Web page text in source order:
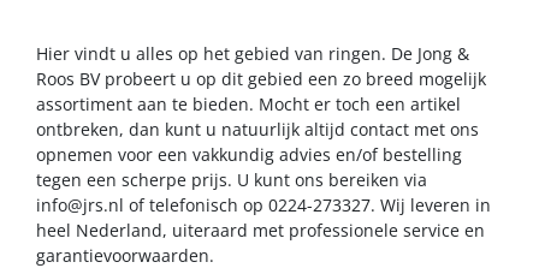
Hier vindt u alles op het gebied van ringen. De Jong &
Roos BV probeert u op dit gebied een zo breed mogelijk
assortiment aan te bieden. Mocht er toch een artikel
ontbreken, dan kunt u natuurlijk altijd contact met ons
opnemen voor een vakkundig advies en/of bestelling
tegen een scherpe prijs. U kunt ons bereiken via
info@jrs.nl of telefonisch op 0224-273327. Wij leveren in
heel Nederland, uiteraard met professionele service en
garantievoorwaarden.